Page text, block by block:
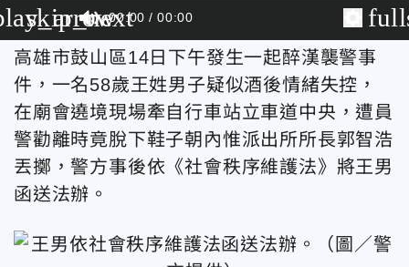
skip_next
00:00 00:00
高雄市鼓山區14日下午發生一起醉漢襲警事
件，一名58歲王姓男子疑似酒後情緒失控，
在廟會遶境現場牽自行車站立車道中央，遭員
警勸離時竟脫下鞋子朝內惟派出所所長郭智浩
丟擲，警方事後依《社會秩序維護法》將王男
函送法辦。